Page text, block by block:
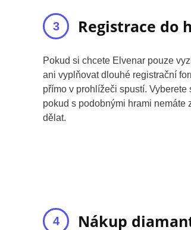
Registrace do
Pokud si chcete Elvenar pouze
ani vyplňovat dlouhé registrační
přímo v prohlížeči spustí.
pokud s podobnými hrami nemáte
dělat.
Nákup